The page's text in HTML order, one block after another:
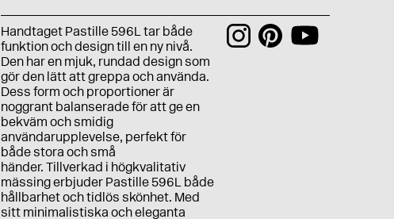
Handtaget Pastille 596L tar både
funktion och design till en ny nivå.
Den har en mjuk, rundad design som
gör den lätt att greppa och använda.
Dess form och proportioner är
noggrant balanserade för att ge en
bekväm och smidig
användarupplevelse, perfekt för
både stora och små
händer. Tillverkad i högkvalitativ
mässing erbjuder Pastille 596L både
hållbarhet och tidlös skönhet. Med
sitt minimalistiska och eleganta